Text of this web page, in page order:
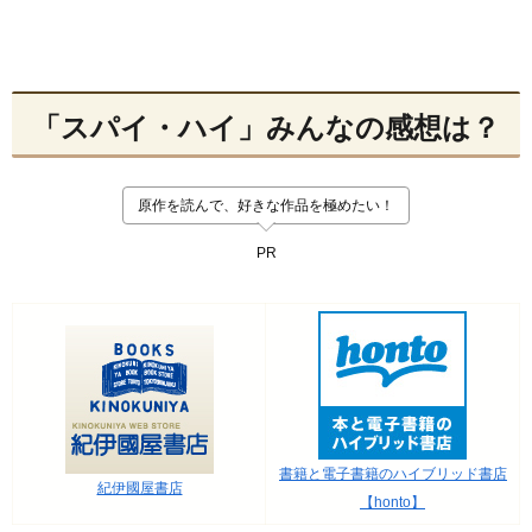
「スパイ・ハイ」みんなの感想は？
原作を読んで、好きな作品を極めたい！
PR
紀伊國屋書店
書籍と電子書籍のハイブリッド書店
【honto】